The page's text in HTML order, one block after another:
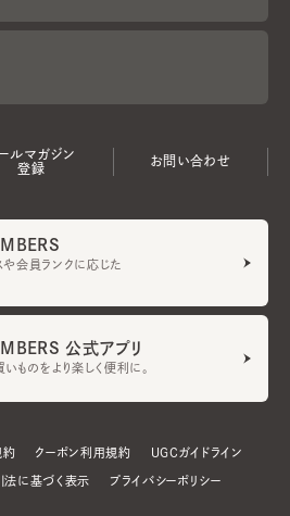
ルマガジン
登録
お問い合わせ
や会員ランクに応じた
公式アプリ
ものをより楽しく便利に。
約 クーポン利用規約 UGCガイドライン
法に基づく表示 プライバシーポリシー